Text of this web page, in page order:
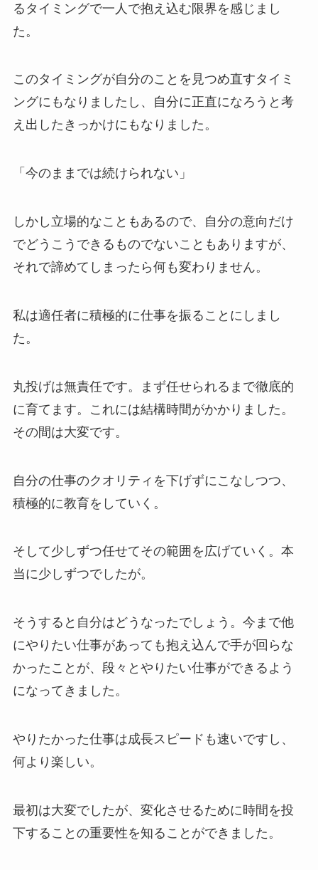
るタイミングで一人で抱え込む限界を感じまし
た。
このタイミングが自分のことを見つめ直すタイミ
ングにもなりましたし、自分に正直になろうと考
え出したきっかけにもなりました。
「今のままでは続けられない」
しかし立場的なこともあるので、自分の意向だけ
でどうこうできるものでないこともありますが、
それで諦めてしまったら何も変わりません。
私は適任者に積極的に仕事を振ることにしまし
た。
丸投げは無責任です。まず任せられるまで徹底的
に育てます。これには結構時間がかかりました。
その間は大変です。
自分の仕事のクオリティを下げずにこなしつつ、
積極的に教育をしていく。
そして少しずつ任せてその範囲を広げていく。本
当に少しずつでしたが。
そうすると自分はどうなったでしょう。今まで他
にやりたい仕事があっても抱え込んで手が回らな
かったことが、段々とやりたい仕事ができるよう
になってきました。
やりたかった仕事は成長スピードも速いですし、
何より楽しい。
最初は大変でしたが、変化させるために時間を投
下することの重要性を知ることができました。